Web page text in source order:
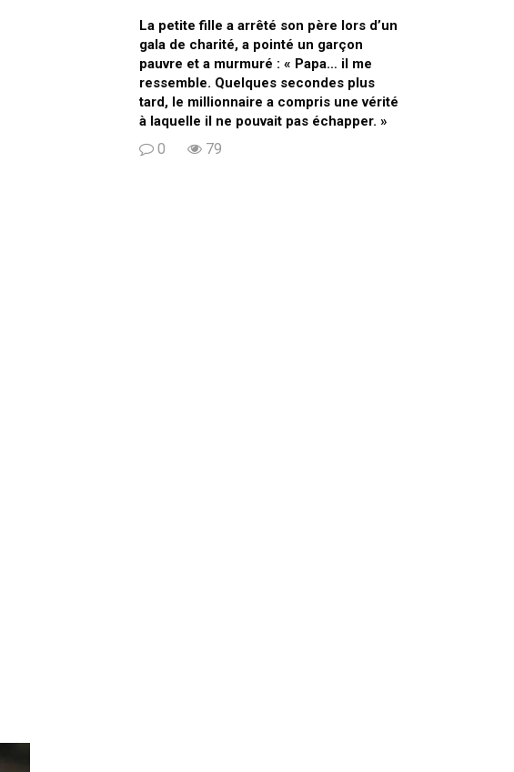
La petite fille a arrêté son père lors d’un
gala de charité, a pointé un garçon
pauvre et a murmuré : « Papa… il me
ressemble. Quelques secondes plus
tard, le millionnaire a compris une vérité
à laquelle il ne pouvait pas échapper. »
0 79